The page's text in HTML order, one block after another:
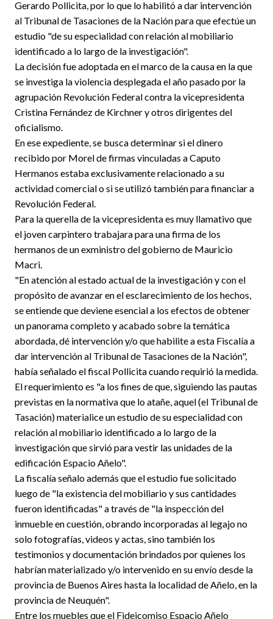
Gerardo Pollicita, por lo que lo habilitó a dar intervención
al Tribunal de Tasaciones de la Nación para que efectúe un
estudio "de su especialidad con relación al mobiliario
identificado a lo largo de la investigación".
La decisión fue adoptada en el marco de la causa en la que
se investiga la violencia desplegada el año pasado por la
agrupación Revolución Federal contra la vicepresidenta
Cristina Fernández de Kirchner y otros dirigentes del
oficialismo.
En ese expediente, se busca determinar si el dinero
recibido por Morel de firmas vinculadas a Caputo
Hermanos estaba exclusivamente relacionado a su
actividad comercial o si se utilizó también para financiar a
Revolución Federal.
Para la querella de la vicepresidenta es muy llamativo que
el joven carpintero trabajara para una firma de los
hermanos de un exministro del gobierno de Mauricio
Macri.
"En atención al estado actual de la investigación y con el
propósito de avanzar en el esclarecimiento de los hechos,
se entiende que deviene esencial a los efectos de obtener
un panorama completo y acabado sobre la temática
abordada, dé intervención y/o que habilite a esta Fiscalía a
dar intervención al Tribunal de Tasaciones de la Nación",
había señalado el fiscal Pollicita cuando requirió la medida.
El requerimiento es "a los fines de que, siguiendo las pautas
previstas en la normativa que lo atañe, aquel (el Tribunal de
Tasación) materialice un estudio de su especialidad con
relación al mobiliario identificado a lo largo de la
investigación que sirvió para vestir las unidades de la
edificación Espacio Añelo".
La fiscalía señalo además que el estudio fue solicitado
luego de "la existencia del mobiliario y sus cantidades
fueron identificadas" a través de "la inspección del
inmueble en cuestión, obrando incorporadas al legajo no
solo fotografías, videos y actas, sino también los
testimonios y documentación brindados por quienes los
habrían materializado y/o intervenido en su envío desde la
provincia de Buenos Aires hasta la localidad de Añelo, en la
provincia de Neuquén".
Entre los muebles que el Fideicomiso Espacio Añelo